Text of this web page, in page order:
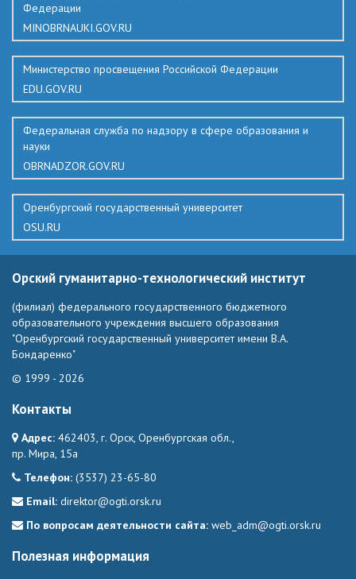
Федерации
MINOBRNAUKI.GOV.RU
Министерство просвещения Российской Федерации
EDU.GOV.RU
Федеральная служба по надзору в сфере образования и
науки
OBRNADZOR.GOV.RU
Оренбургский государственный университет
OSU.RU
Орский гуманитарно-технологический институт
(филиал) федерального государственного бюджетного
образовательного учреждения высшего образования
"Оренбургский государственный университет имени В.А.
Бондаренко"
© 1999 - 2026
Контакты
Адрес: 462403, г. Орск, Оренбургская обл.,
пр. Мира, 15а
Телефон: (3537) 23-65-80
Email: direktor@ogti.orsk.ru
По вопросам деятельности сайта: web_adm@ogti.orsk.ru
Полезная информация